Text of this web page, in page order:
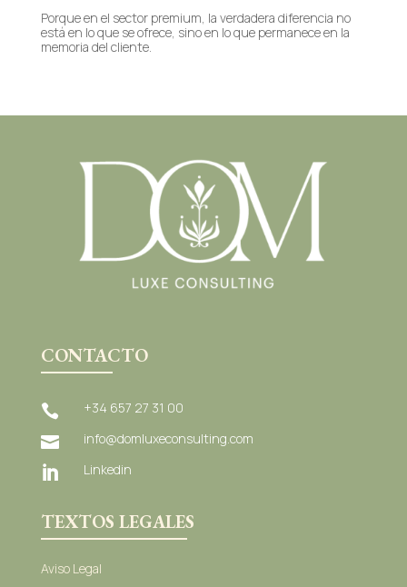
Porque en el sector premium, la verdadera diferencia no
está en lo que se ofrece, sino en lo que permanece en la
memoria del cliente.
CONTACTO
 +34 657 27 31 00
 info@domluxeconsulting.com
 Linkedin
TEXTOS LEGALES
Aviso Legal